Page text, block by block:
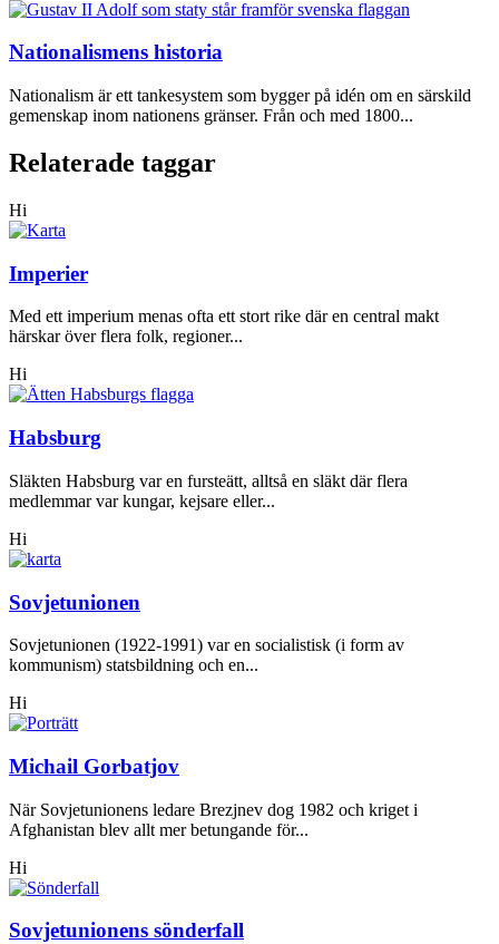
Nationalismens historia
Nationalism är ett tankesystem som bygger på idén om en särskild
gemenskap inom nationens gränser. Från och med 1800...
Relaterade taggar
Hi
Imperier
Med ett imperium menas ofta ett stort rike där en central makt
härskar över flera folk, regioner...
Hi
Habsburg
Släkten Habsburg var en fursteätt, alltså en släkt där flera
medlemmar var kungar, kejsare eller...
Hi
Sovjetunionen
Sovjetunionen (1922-1991) var en socialistisk (i form av
kommunism) statsbildning och en...
Hi
Michail Gorbatjov
När Sovjetunionens ledare Brezjnev dog 1982 och kriget i
Afghanistan blev allt mer betungande för...
Hi
Sovjetunionens sönderfall